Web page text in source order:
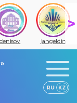
denisov jangeldin
RU KZ